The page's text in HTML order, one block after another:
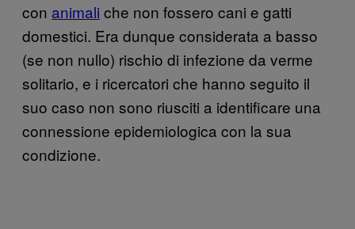
con animali che non fossero cani e gatti
domestici. Era dunque considerata a basso
(se non nullo) rischio di infezione da verme
solitario, e i ricercatori che hanno seguito il
suo caso non sono riusciti a identificare una
connessione epidemiologica con la sua
condizione.